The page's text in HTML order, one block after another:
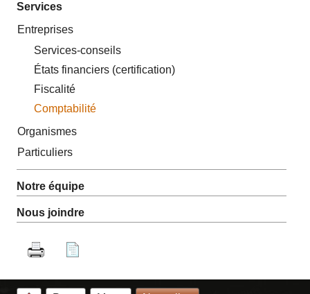
Services
Entreprises
Services-conseils
États financiers (certification)
Fiscalité
Comptabilité
Organismes
Particuliers
Notre équipe
Nous joindre